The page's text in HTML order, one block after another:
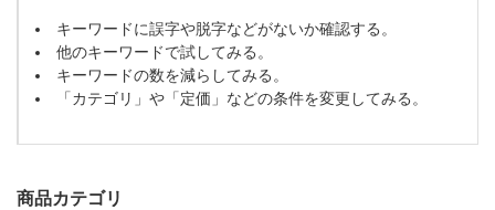
キーワードに誤字や脱字などがないか確認する。
他のキーワードで試してみる。
キーワードの数を減らしてみる。
「カテゴリ」や「定価」などの条件を変更してみる。
商品カテゴリ